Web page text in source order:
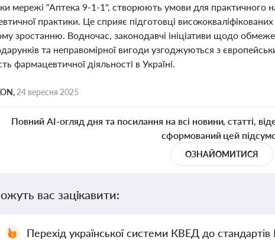
мережі "Аптека 9-1-1", створюють умови для практичного
практики. Це сприяє підготовці висококваліфікованих
зростанню. Водночас, законодавчі ініціативи щодо
та неправомірної вигоди узгоджуються з
фармацевтичної діяльності в Україні.
24 вересня 2025
Повний AI-огляд дня та посилання на всі новини, статті,
сформований цей
ОЗНАЙОМИТИСЯ
вас зацікавити:
Перехід української системи КВЕД до стандартів